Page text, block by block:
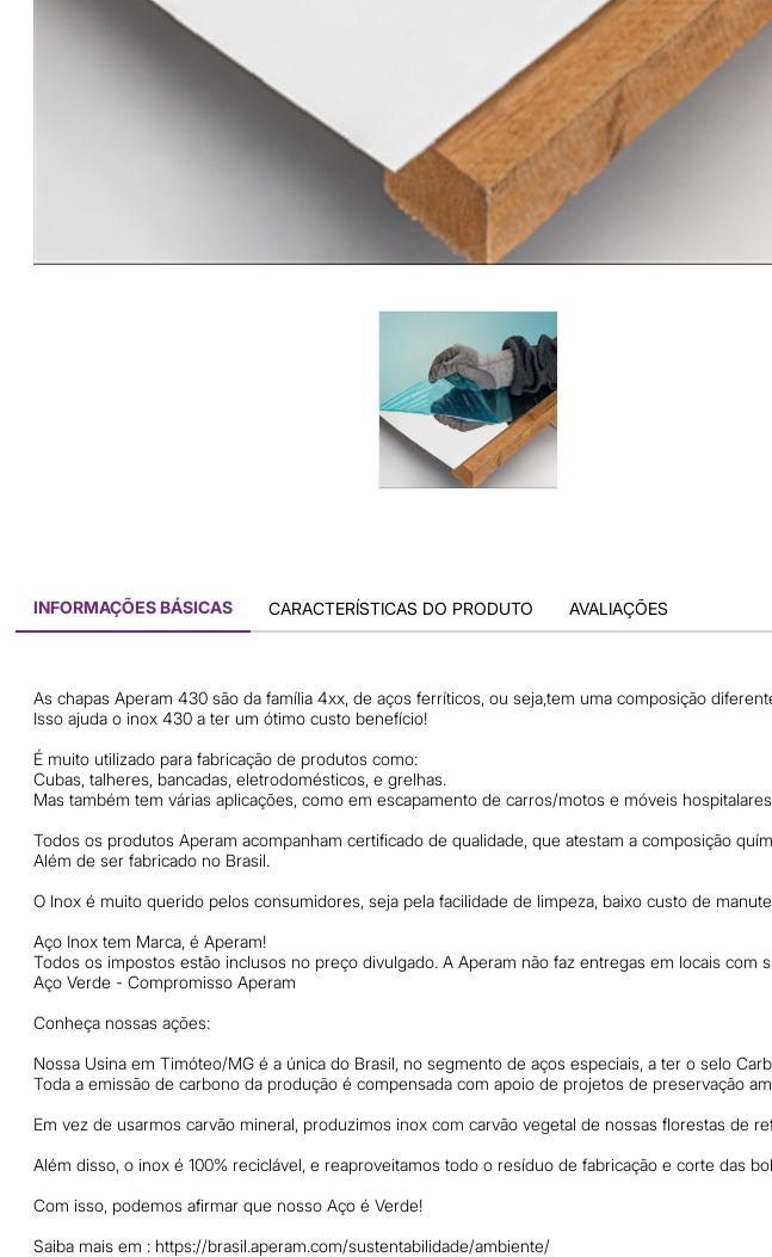
INFORMAÇÕES BÁSICAS CARACTERÍSTICAS DO PRODUTO AVALIAÇÕES
As chapas Aperam 430 são da família 4xx, de aços ferríticos, ou seja,tem uma composição
Isso ajuda o inox 430 a ter um ótimo custo benefício!
É muito utilizado para fabricação de produtos como:
Cubas, talheres, bancadas, eletrodomésticos, e grelhas.
Mas também tem várias aplicações, como em escapamento de carros/motos e móveis
Todos os produtos Aperam acompanham certificado de qualidade, que atestam a composição
Além de ser fabricado no Brasil.
O Inox é muito querido pelos consumidores, seja pela facilidade de limpeza, baixo custo de
Aço Inox tem Marca, é Aperam!
Todos os impostos estão inclusos no preço divulgado. A Aperam não faz entregas em locais
Aço Verde - Compromisso Aperam
Conheça nossas ações:
Nossa Usina em Timóteo/MG é a única do Brasil, no segmento de aços especiais, a ter o selo
Toda a emissão de carbono da produção é compensada com apoio de projetos de preservação
Em vez de usarmos carvão mineral, produzimos inox com carvão vegetal de nossas florestas de
Além disso, o inox é 100% reciclável, e reaproveitamos todo o resíduo de fabricação e corte das
Com isso, podemos afirmar que nosso Aço é Verde!
Saiba mais em : https://brasil.aperam.com/sustentabilidade/ambiente/